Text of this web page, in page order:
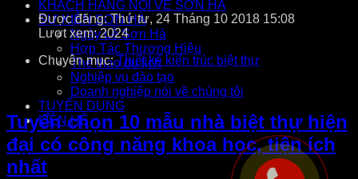
KHÁCH HÀNG NÓI VỀ SƠN HÀ
SỰ KIỆN SƠN HÀ
Ngày Lễ Sơn Hà
Hợp Tác Thương Hiệu
Thể thao du lịch
Nghiệp vụ đào tạo
Doanh nghiệp nói về chúng tôi
TUYỂN DỤNG
LIÊN HỆ
Được đăng: Thứ tư, 24 Tháng 10 2018 15:08
Lượt xem: 2024
Chuyên mục:Thiết kế kiến trúc biệt thự
Tuyển chọn 10 mẫu nhà biệt thự hiện
đại có công năng khoa học, tiện ích
nhất